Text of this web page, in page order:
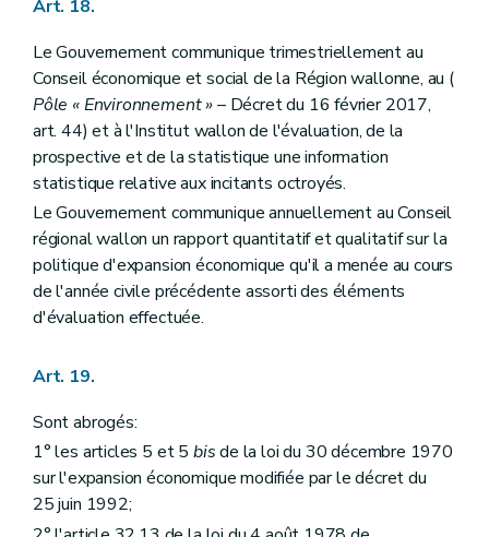
Art. 18.
Le Gouvernement communique trimestriellement au
Conseil économique et social de la Région wallonne, au (
Pôle « Environnement »– Décret du 16 février 2017,
art. 44) et à l'Institut wallon de l'évaluation, de la
prospective et de la statistique une information
statistique relative aux incitants octroyés.
Le Gouvernement communique annuellement au Conseil
régional wallon un rapport quantitatif et qualitatif sur la
politique d'expansion économique qu'il a menée au cours
de l'année civile précédente assorti des éléments
d'évaluation effectuée.
Art. 19.
Sont abrogés:
1° les articles 5 et 5 bisde la loi du 30 décembre 1970
sur l'expansion économique modifiée par le décret du
25 juin 1992;